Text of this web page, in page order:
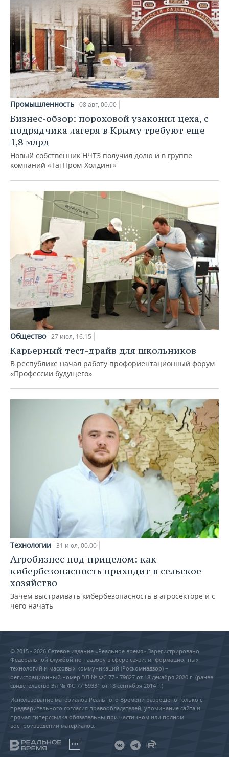
Промышленность 08 авг, 00:00
Бизнес-обзор: пороховой узаконил цеха, с
подрядчика лагеря в Крыму требуют еще
1,8 млрд
Новый собственник НЧТЗ получил долю и в группе
компаний «ТатПром-Холдинг»
Общество 27 июл, 16:15
Карьерный тест-драйв для школьников
В республике начал работу профориентационный форум
«Профессии будущего»
Технологии 31 июл, 00:00
Агробизнес под прицелом: как
кибербезопасность приходит в сельское
хозяйство
Зачем выстраивать кибербезопасность в агросекторе и с
чего начать
© 2015 - 2026 Сетевое издание «Реальное время» Зарегистрировано
Федеральной службой по надзору в сфере связи, информационных
технологий и массовых коммуникаций (Роскомнадзор) –
регистрационный номер ЭЛ № ФС 77 - 79627 от 18 декабря 2020 г. (ранее
свидетельство Эл № ФС 77-59331 от 18 сентября 2014 г.)
Использование материалов Реального Времени разрешено только с
предварительного согласия правообладателей, упоминание сайта и
прямая гиперссылка обязательны при частичном или полном
воспроизведении материалов.
18+